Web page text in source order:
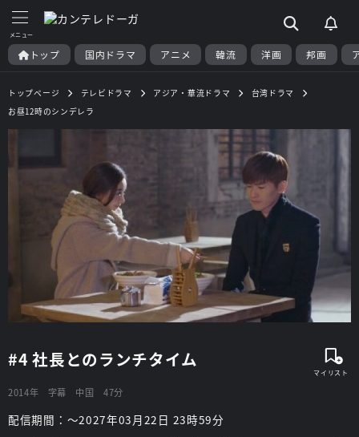
トップ 国内ドラマ アニメ 韓流 洋画 邦画
トップページ テレビドラマ アジア・華流ドラマ
台湾ドラマ
お昼12時のシンデレラ
#4 社長とのランチタイム
2014年 字幕 中国 47分
配信期間：～2027年03月22日 23時59分